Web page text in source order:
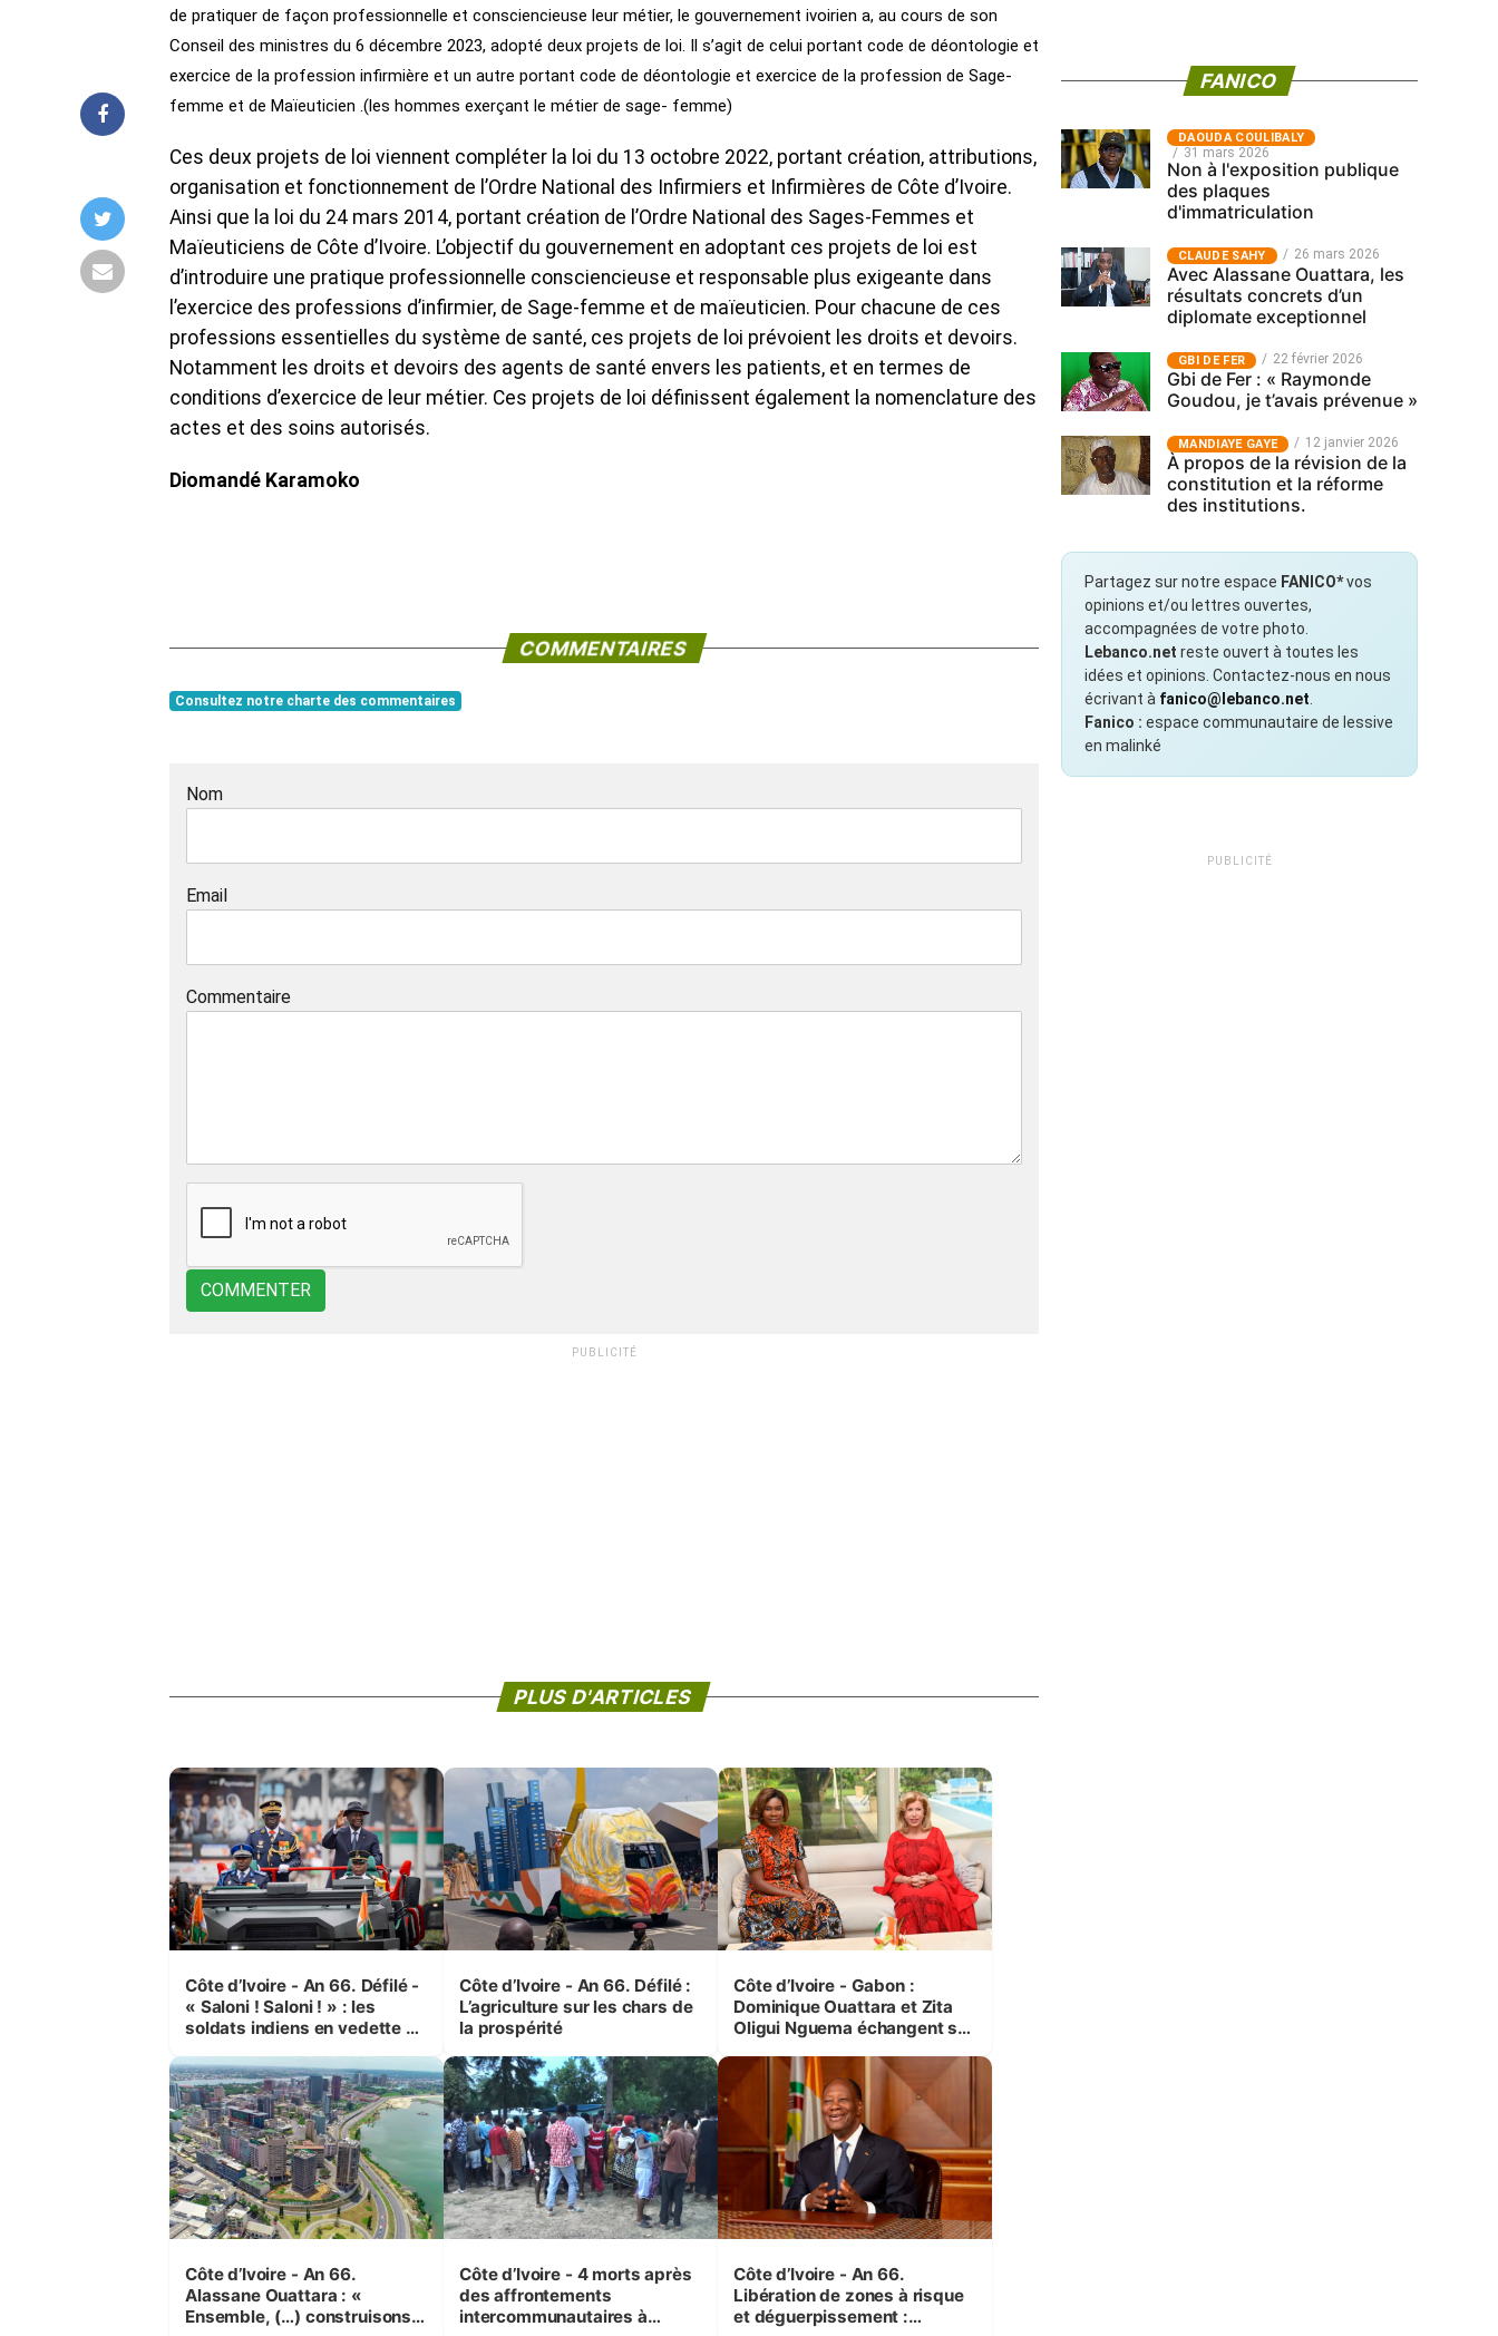
de pratiquer de façon professionnelle et consciencieuse leur métier, le gouvernement ivoirien a, au cours de son
Conseil des ministres du 6 décembre 2023, adopté deux projets de loi. Il s’agit de celui portant code de déontologie et
exercice de la profession infirmière et un autre portant code de déontologie et exercice de la profession de Sage-
femme et de Maïeuticien .(les hommes exerçant le métier de sage- femme)
Ces deux projets de loi viennent compléter la loi du 13 octobre 2022, portant création, attributions,
organisation et fonctionnement de l’Ordre National des Infirmiers et Infirmières de Côte d’Ivoire.
Ainsi que la loi du 24 mars 2014, portant création de l’Ordre National des Sages-Femmes et
Maïeuticiens de Côte d’Ivoire. L’objectif du gouvernement en adoptant ces projets de loi est
d’introduire une pratique professionnelle consciencieuse et responsable plus exigeante dans
l’exercice des professions d’infirmier, de Sage-femme et de maïeuticien. Pour chacune de ces
professions essentielles du système de santé, ces projets de loi prévoient les droits et devoirs.
Notamment les droits et devoirs des agents de santé envers les patients, et en termes de
conditions d’exercice de leur métier. Ces projets de loi définissent également la nomenclature des
actes et des soins autorisés.
Diomandé Karamoko
COMMENTAIRES
Consultez notre charte des commentaires
Nom
Email
Commentaire
COMMENTER
PUBLICITÉ
PLUS D'ARTICLES
Côte d’Ivoire - An 66. Défilé -
« Saloni ! Saloni ! » : les
soldats indiens en vedette à
Côte d’Ivoire - An 66. Défilé :
L’agriculture sur les chars de
la prospérité
Côte d’Ivoire - Gabon :
Dominique Ouattara et Zita
Oligui Nguema échangent sur
femmes et des enfants
Côte d’Ivoire - An 66.
Alassane Ouattara : «
Ensemble, (…) construisons
Côte d’Ivoire - 4 morts après
des affrontements
intercommunautaires à
Côte d’Ivoire - An 66.
Libération de zones à risque
et déguerpissement :
FANICO
‎DAOUDA COULIBALY
31 mars 2026
Non à l'exposition publique
des plaques
d'immatriculation
CLAUDE SAHY 26 mars 2026
Avec Alassane Ouattara, les
résultats concrets d’un
diplomate exceptionnel
GBI DE FER 22 février 2026
Gbi de Fer : « Raymonde
Goudou, je t’avais prévenue »
MANDIAYE GAYE 12 janvier 2026
À propos de la révision de la
constitution et la réforme
des institutions.
Partagez sur notre espace FANICO*vos
opinions et/ou lettres ouvertes,
accompagnées de votre photo.
Lebanco.net reste ouvert à toutes les
idées et opinions. Contactez-nous en nous
écrivant à fanico@lebanco.net
Fanico : espace communautaire de lessive
en malinké
PUBLICITÉ